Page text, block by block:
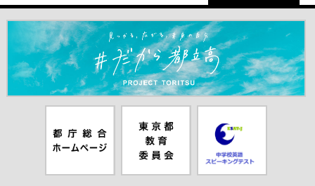
＃だから都立高（別ウインドウが開きます）
ムページ（別
ウインドウが
員会（別ウイ
ンドウが開き
ピーキングテ
スト（別ウイ
ンドウが開き